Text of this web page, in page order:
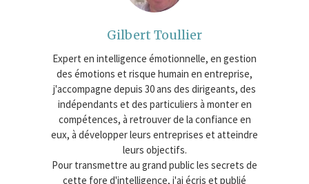
Gilbert Toullier
Expert en intelligence émotionnelle, en gestion
des émotions et risque humain en entreprise,
j'accompagne depuis 30 ans des dirigeants, des
indépendants et des particuliers à monter en
compétences, à retrouver de la confiance en
eux, à développer leurs entreprises et atteindre
leurs objectifs.
Pour transmettre au grand public les secrets de
cette fore d'intelligence, j'ai écris et publié